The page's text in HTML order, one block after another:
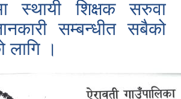
स्थायी शिक्षक सरुवा
सम्बन्धीत सबैको
लागि ।